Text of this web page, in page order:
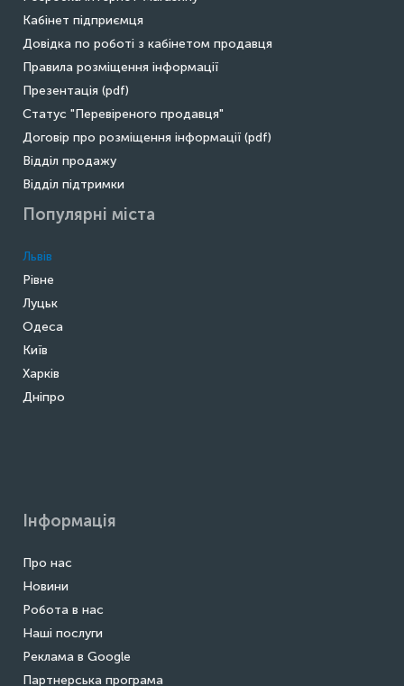
Кабінет підприємця
Довідка по роботі з кабінетом продавця
Правила розміщення інформації
Презентація (pdf)
Статус "Перевіреного продавця"
Договір про розміщення інформації (pdf)
Відділ продажу
Відділ підтримки
Популярні міста
Львів
Рівне
Луцьк
Одеса
Київ
Харків
Дніпро
Інформація
Про нас
Новини
Робота в нас
Наші послуги
Реклама в Google
Партнерська програма